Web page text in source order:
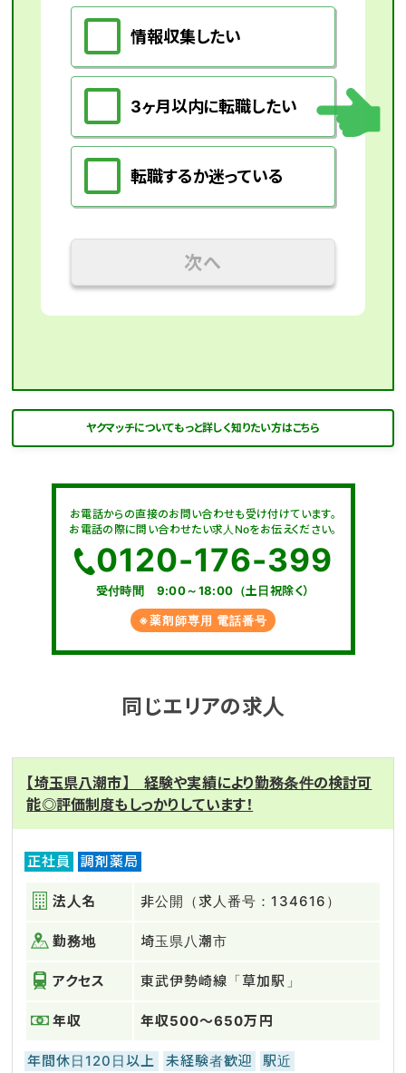
情報収集したい
3ヶ月以内に転職したい
転職するか迷っている
次へ
ヤクマッチについてもっと詳しく知りたい方はこちら
お電話からの直接のお問い合わせも受け付けています。
お電話の際に問い合わせたい求人Noをお伝えください。
0120-176-399
受付時間 9:00～18:00（土日祝除く）
※薬剤師専用 電話番号
同じエリアの求人
【埼玉県八潮市】 経験や実績により勤務条件の検討可
能◎評価制度もしっかりしています！
正社員 調剤薬局
法人名 非公開（求人番号：134616）
勤務地 埼玉県八潮市
アクセス 東武伊勢崎線「草加駅」
年収 年収500～650万円
年間休日120日以上 未経験者歓迎
駅近